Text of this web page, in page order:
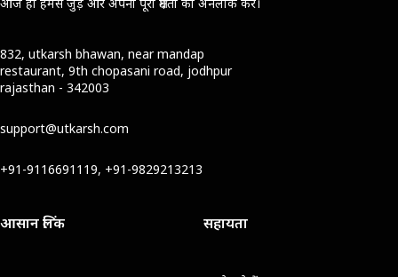
आज ही हमसे जुड़ें और अपनी पूरी क्षमता को अनलॉक करें।
832, utkarsh bhawan, near mandap
restaurant, 9th chopasani road, jodhpur
rajasthan - 342003
support@utkarsh.com
+91-9116691119, +91-9829213213
आसान लिंक सहायता